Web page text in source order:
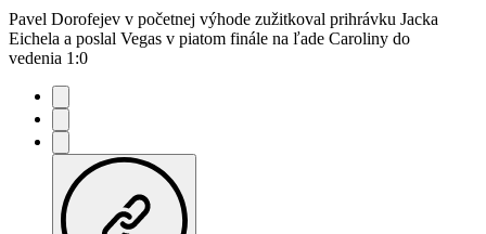
Pavel Dorofejev v početnej výhode zužitkoval prihrávku Jacka
Eichela a poslal Vegas v piatom finále na ľade Caroliny do
vedenia 1:0